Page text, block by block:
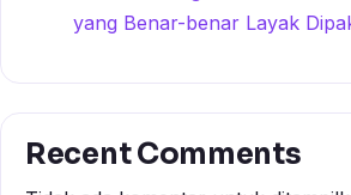
yang Benar-benar Layak
Recent Comments